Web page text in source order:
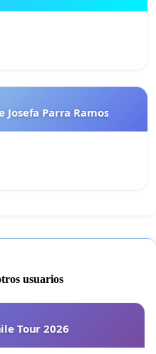
Parra Ramos
usuarios
Tour 2026